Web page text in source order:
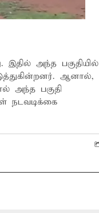
அந்த பகுதியில்
ஆனால்,
அந்த பகுதி
நடவடிக்கை